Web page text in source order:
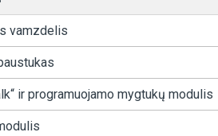
vamzdelis
ir programuojamo mygtukų modulis